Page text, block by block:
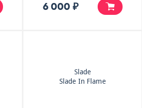
6 000 ₽
Slade
Slade In Flame